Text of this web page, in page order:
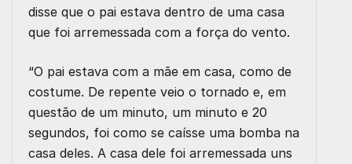
disse que o pai estava dentro de uma casa
que foi arremessada com a força do vento.
“O pai estava com a mãe em casa, como de
costume. De repente veio o tornado e, em
questão de um minuto, um minuto e 20
segundos, foi como se caísse uma bomba na
casa deles. A casa dele foi arremessada uns